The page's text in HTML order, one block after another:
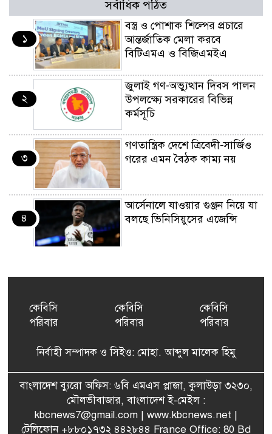
সর্বাধিক পঠিত
১
বস্ত্র ও পোশাক শিল্পের প্রচারে
আন্তর্জাতিক মেলা করবে
বিটিএমএ ও বিজিএমইএ
২
জুলাই গণ-অভ্যুত্থান দিবস পালন
উপলক্ষ্যে সরকারের বিভিন্ন
কর্মসূচি
৩
গণতান্ত্রিক দেশে ত্রিবেদী-সার্জিও
গরের এমন বৈঠক কাম্য নয়
৪
আর্সেনালে যাওয়ার গুঞ্জন নিয়ে যা
বলছে ভিনিসিয়ুসের এজেন্সি
৫
যুক্তরাষ্ট্র-জাপানের বিরল পদক্ষেপ
বেনজীরের অন্য দেশের পাসপোর্ট
পরিকল্পনা মন্ত্রণালয়ের স্থায়ী
কমিটি সদস্য হলেন এমপি শকু
কেবিসি
পরিবার
কেবিসি
পরিবার
কেবিসি
পরিবার
নির্বাহী সম্পাদক ও সিইও: মোহা. আব্দুল মালেক হিমু
বাংলাদেশ ব্যুরো অফিস: ৬বি এমএস প্লাজা, কুলাউড়া ৩২৩০,
মৌলভীবাজার, বাংলাদেশ ই-মেইল :
kbcnews7@gmail.com | www.kbcnews.net |
টেলিফোন +৮৮০১৭৩২ ৪৪২৮৪৪ France Office: 80 Bd